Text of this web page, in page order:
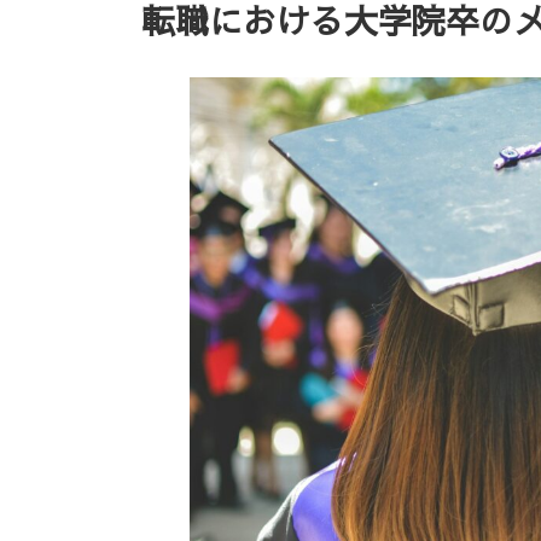
転職における大学院卒の